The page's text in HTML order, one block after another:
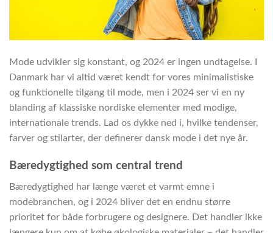
Mode udvikler sig konstant, og 2024 er ingen undtagelse. I
Danmark har vi altid været kendt for vores minimalistiske
og funktionelle tilgang til mode, men i 2024 ser vi en ny
blanding af klassiske nordiske elementer med modige,
internationale trends. Lad os dykke ned i, hvilke tendenser,
farver og stilarter, der definerer dansk mode i det nye år.
Bæredygtighed som central trend
Bæredygtighed har længe været et varmt emne i
modebranchen, og i 2024 bliver det en endnu større
prioritet for både forbrugere og designere. Det handler ikke